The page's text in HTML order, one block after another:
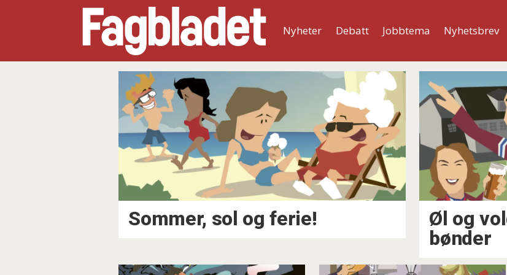
Nyheter Debatt Jobbtema Nyhetsbrev
Sommer, sol og ferie!
Øl og
bønder